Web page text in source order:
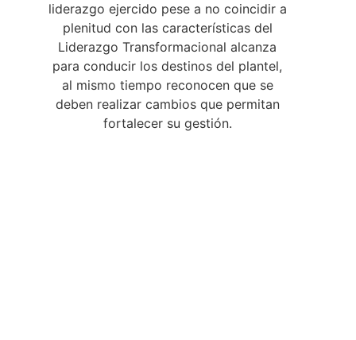
liderazgo ejercido pese a no coincidir a
plenitud con las características del
Liderazgo Transformacional alcanza
para conducir los destinos del plantel,
al mismo tiempo reconocen que se
deben realizar cambios que permitan
fortalecer su gestión.